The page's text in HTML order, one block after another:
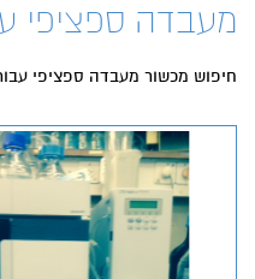
מעבדה ספציפי
חיפוש מכשור מעבדה ספציפי